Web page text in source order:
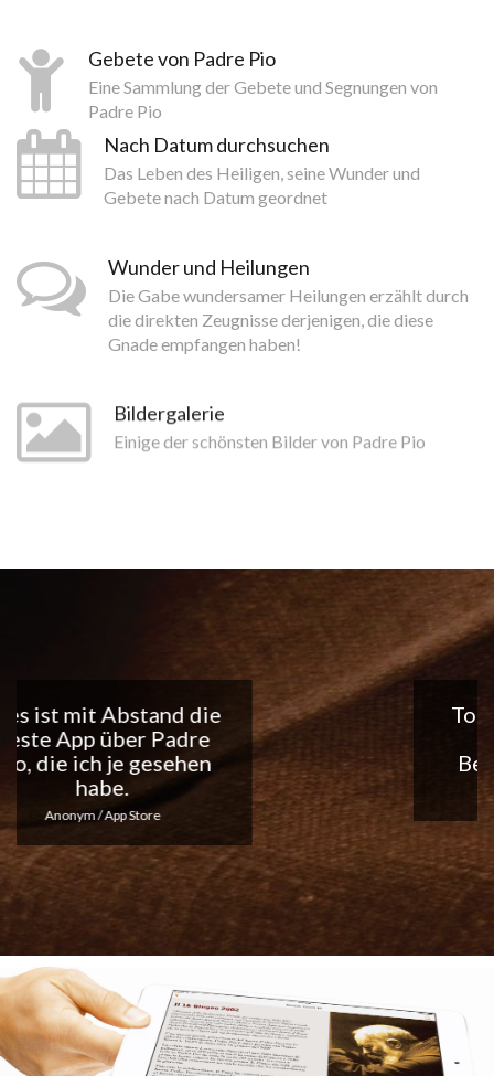
Gebete von Padre Pio
Eine Sammlung der Gebete und Segnungen von
Padre Pio
Nach Datum durchsuchen
Das Leben des Heiligen, seine Wunder und
Gebete nach Datum geordnet
Wunder und Heilungen
Die Gabe wundersamer Heilungen erzählt durch
die direkten Zeugnisse derjenigen, die diese
Gnade empfangen haben!
Bildergalerie
Einige der schönsten Bilder von Padre Pio
Tolle App, ich liebe die
täglichen
Benachrichtigungen...
Macht weiter so!